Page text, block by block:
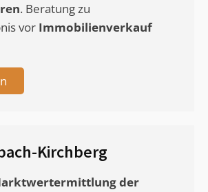
. Beratung zu
vor Immobilienverkauf
Kirchberg
der